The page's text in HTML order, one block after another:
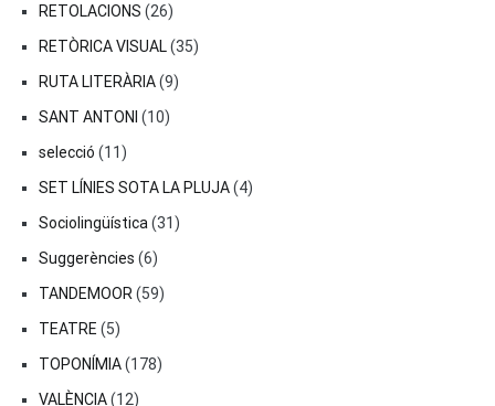
RETOLACIONS (26)
RETÒRICA VISUAL(35)
RUTA LITERÀRIA(9)
SANT ANTONI (10)
selecció (11)
SET LÍNIES SOTA LA PLUJA(4)
Sociolingüística (31)
Suggerències (6)
TANDEMOOR (59)
TEATRE (5)
TOPONÍMIA(178)
VALÈNCIA(12)